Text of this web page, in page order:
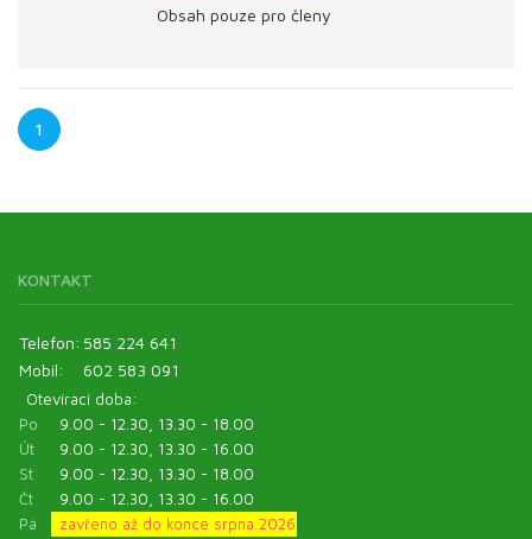
Obsah pouze pro členy
1
KONTAKT
Telefon: 585 224 641
Mobil:
602 583 091
Otevírací doba:
Po
9.00 - 12.30, 13.30 - 18.00
Út
9.00 - 12.30, 13.30 - 16.00
St
9.00 - 12.30, 13.30 - 18.00
Čt
9.00 - 12.30, 13.30 - 16.00
Pá
zavřeno až do konce srpna 2026